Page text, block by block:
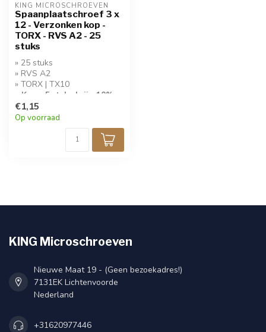
KING MICROSCHROEVEN
Spaanplaatschroef 3 x
12 - Verzonken kop -
TORX - RVS A2 - 25
stuks
» 25 stuks
» RVS A2
» TORX | TX10
» Koop 5 stuks krijg 10%
korting!
€1,15
Op voorraad
KING Microschroeven
Nieuwe Maat 19 - (Geen bezoekadres!)
7131EK Lichtenvoorde
Nederland
+31620977446